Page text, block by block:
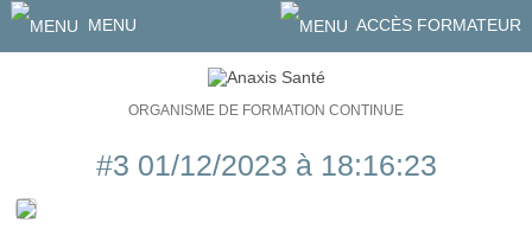
MENU ACCÈS FORMATEUR
ORGANISME DE FORMATION CONTINUE
#3 01/12/2023 à 18:16:23